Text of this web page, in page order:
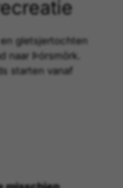
en gletsjertochten
naar Þórsmörk.
starten vanaf